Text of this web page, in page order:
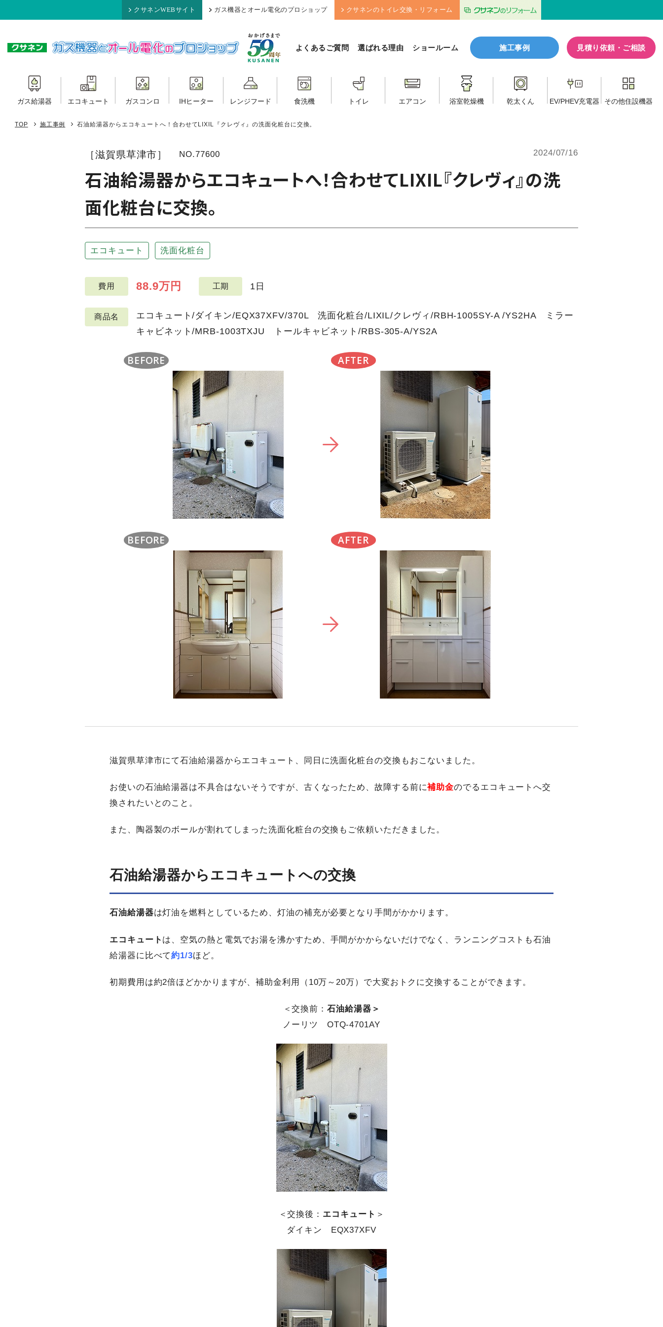
クサネンWEBサイト ガス機器とオール電化のプロショップ クサネンのトイレ交換・リフォーム
よくあるご質問 選ばれる理由 ショールーム 施工事例 見積り依頼・ご相談
ガス給湯器 エコキュート ガスコンロ IHヒーター レンジフード 食洗機 トイレ エアコン 浴室乾燥機 乾太くん EV/PHEV充電器 その他住設機器
TOP 施工事例 石油給湯器からエコキュートへ！合わせてLIXIL『クレヴィ』の洗面化粧台に交換。
［滋賀県草津市］ NO.77600 2024/07/16
石油給湯器からエコキュートへ！合わせてLIXIL『クレヴィ』の洗
面化粧台に交換。
エコキュート 洗面化粧台
費用 88.9万円 工期 1日
商品名
エコキュート/ダイキン/EQX37XFV/370L 洗面化粧台/LIXIL/クレヴィ/RBH-1005SY-A /YS2HA ミラー
キャビネット/MRB-1003TXJU トールキャビネット/RBS-305-A/YS2A
BEFORE AFTER
BEFORE AFTER
滋賀県草津市にて石油給湯器からエコキュート、同日に洗面化粧台の交換もおこないました。
お使いの石油給湯器は不具合はないそうですが、古くなったため、故障する前に補助金のでるエコキュートへ交
換されたいとのこと。
また、陶器製のボールが割れてしまった洗面化粧台の交換もご依頼いただきました。
石油給湯器から​エコキュートへの​交換
石油給湯器は灯油を燃料としているため、灯油の補充が必要となり手間がかかります。
エコキュート は、空気の熱と電気でお湯を沸かすため、手間がかからないだけでなく、ランニングコストも石油
給湯器に比べて約1/3ほど。
初期費用は約2倍ほどかかりますが、補助金利用（10万～20万）で大変おトクに交換することができます。
＜交換前：石油給湯器＞
ノーリツ OTQ-4701AY
＜交換後： エコキュート ＞
ダイキン EQX37XFV